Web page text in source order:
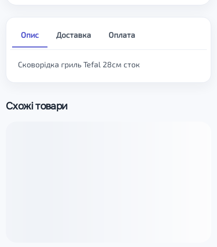
Опис Доставка Оплата
Сковорідка гриль Tefal 28см сток
Схожі товари